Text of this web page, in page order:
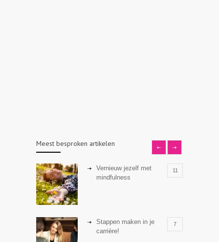
Meest besproken artikelen
Vernieuw jezelf met
mindfulness
11
Stappen maken in je
carrière!
7